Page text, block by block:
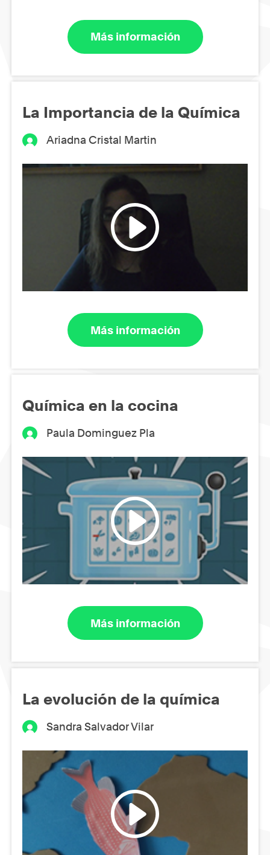
Más información
La Importancia de la Química
Ariadna Cristal Martin
Más información
Química en la cocina
Paula Dominguez Pla
Más información
La evolución de la química
Sandra Salvador Vilar